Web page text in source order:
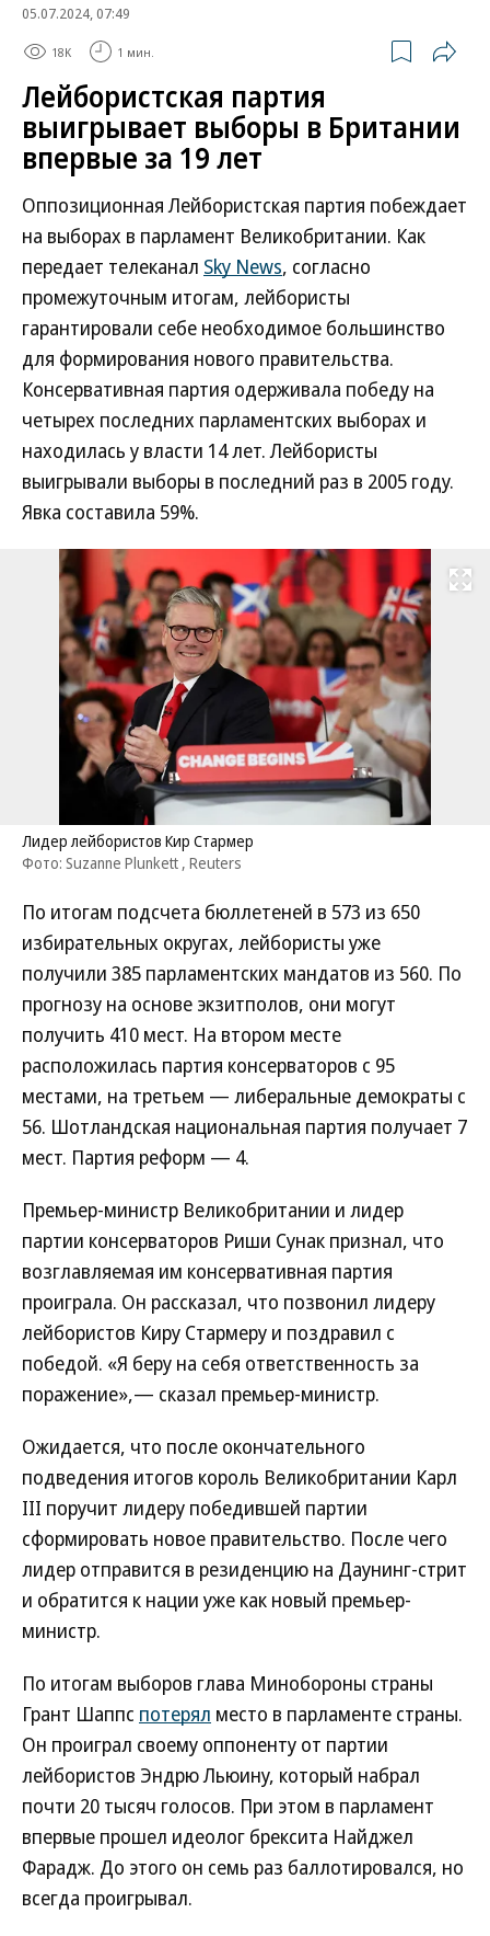
05.07.2024, 07:49
18K 1 мин.
Лейбористская партия
выигрывает выборы в Британии
впервые за 19 лет
Оппозиционная Лейбористская партия побеждает
на выборах в парламент Великобритании. Как
передает телеканал Sky News, согласно
промежуточным итогам, лейбористы
гарантировали себе необходимое большинство
для формирования нового правительства.
Консервативная партия одерживала победу на
четырех последних парламентских выборах и
находилась у власти 14 лет. Лейбористы
выигрывали выборы в последний раз в 2005 году.
Явка составила 59%.
Развернуть
Лидер лейбористов Кир Стармер
Фото: Suzanne Plunkett , Reuters
По итогам подсчета бюллетеней в 573 из 650
избирательных округах, лейбористы уже
получили 385 парламентских мандатов из 560. По
прогнозу на основе экзитполов, они могут
получить 410 мест. На втором месте
расположилась партия консерваторов с 95
местами, на третьем — либеральные демократы с
56. Шотландская национальная партия получает 7
мест. Партия реформ — 4.
Премьер-министр Великобритании и лидер
партии консерваторов Риши Сунак признал, что
возглавляемая им консервативная партия
проиграла. Он рассказал, что позвонил лидеру
лейбористов Киру Стармеру и поздравил с
победой. «Я беру на себя ответственность за
поражение»,— сказал премьер-министр.
Ожидается, что после окончательного
подведения итогов король Великобритании Карл
III поручит лидеру победившей партии
сформировать новое правительство. После чего
лидер отправится в резиденцию на Даунинг-стрит
и обратится к нации уже как новый премьер-
министр.
По итогам выборов глава Минобороны страны
Грант Шаппс потерял место в парламенте страны.
Он проиграл своему оппоненту от партии
лейбористов Эндрю Льюину, который набрал
почти 20 тысяч голосов. При этом в парламент
впервые прошел идеолог брексита Найджел
Фарадж. До этого он семь раз баллотировался, но
всегда проигрывал.